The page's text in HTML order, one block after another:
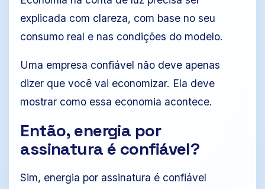
explicada com clareza, com base no seu
consumo real e nas condições do modelo.
Uma empresa confiável não deve apenas
dizer que você vai economizar. Ela deve
mostrar como essa economia acontece.
Então, energia por
assinatura é confiável?
Sim, energia por assinatura é confiável